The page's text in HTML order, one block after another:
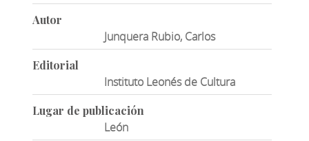
Autor
Junquera Rubio, Carlos
Editorial
Instituto Leonés de Cultura
Lugar de publicación
León